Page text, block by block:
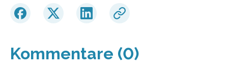
Kommentare (0)